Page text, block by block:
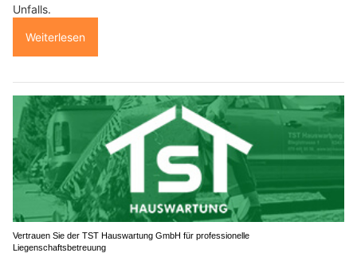
Unfalls.
Weiterlesen
Vertrauen Sie der TST Hauswartung GmbH für professionelle
Liegenschaftsbetreuung